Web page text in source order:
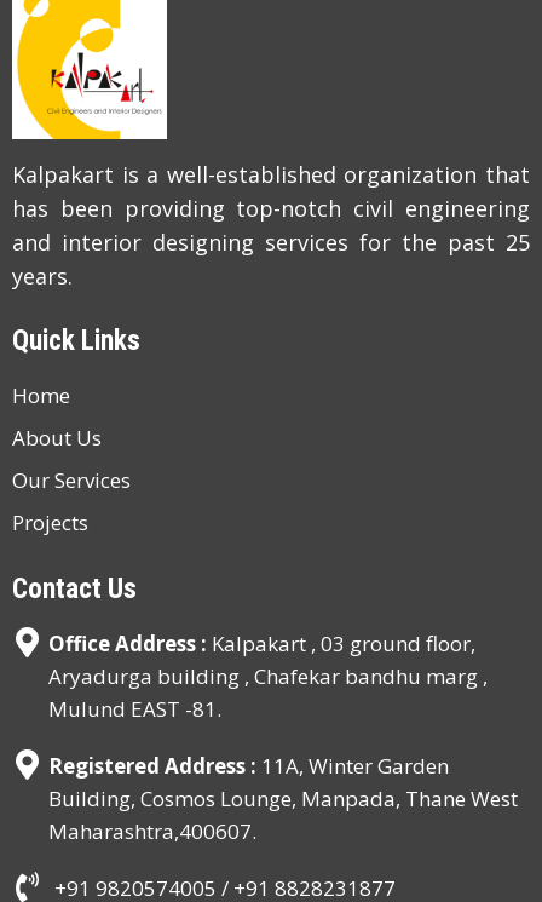
Kalpakart is a well-established organization that
has been providing top-notch civil engineering
and interior designing services for the past 25
years.
Quick Links
Home
About Us
Our Services
Projects
Contact Us
Office Address : Kalpakart , 03 ground floor,
Aryadurga building , Chafekar bandhu marg ,
Mulund EAST -81.
Registered Address : 11A, Winter Garden
Building, Cosmos Lounge, Manpada, Thane West
Maharashtra,400607.
+91 9820574005 / +91 8828231877